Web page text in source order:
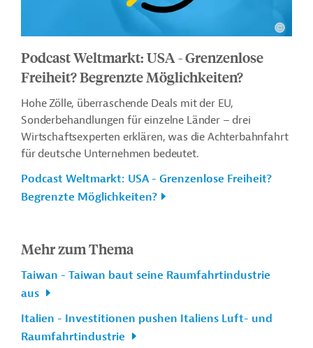
Podcast Weltmarkt: USA - Grenzenlose
Freiheit? Begrenzte Möglichkeiten?
Hohe Zölle, überraschende Deals mit der EU,
Sonderbehandlungen für einzelne Länder – drei
Wirtschaftsexperten erklären, was die Achterbahnfahrt
für deutsche Unternehmen bedeutet.
Podcast Weltmarkt: USA - Grenzenlose Freiheit?
Begrenzte Möglichkeiten?
Mehr zum Thema
Taiwan - Taiwan baut seine Raumfahrtindustrie
aus
Italien - Investitionen pushen Italiens Luft- und
Raumfahrtindustrie